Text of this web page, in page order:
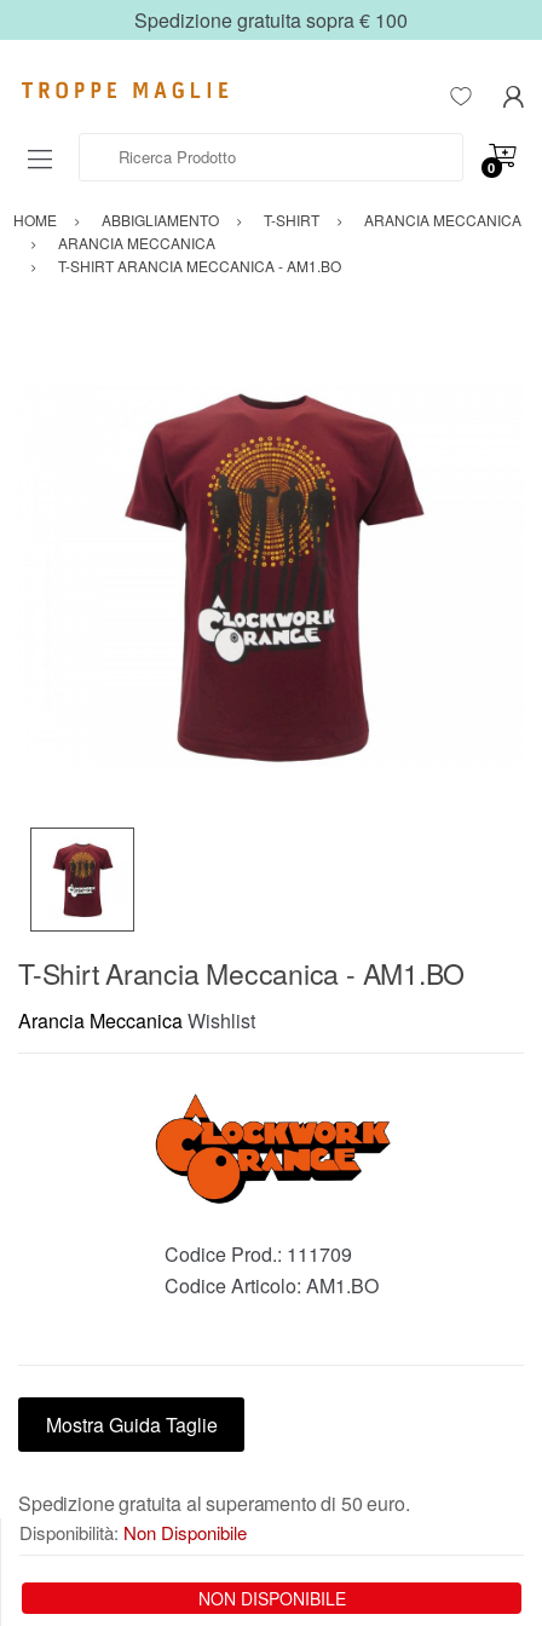
Spedizione gratuita sopra € 100
0
HOME ABBIGLIAMENTO T-SHIRT
ARANCIA MECCANICA
ARANCIA MECCANICA
T-SHIRT ARANCIA MECCANICA - AM1.BO
T-Shirt Arancia Meccanica - AM1.BO
Arancia MeccanicaWishlist
Codice Prod.: 111709
Codice Articolo: AM1.BO
Mostra Guida Taglie
Spedizione gratuita al superamento di 50 euro.
Disponibilità: Non Disponibile
NON DISPONIBILE